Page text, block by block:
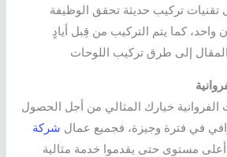
تركيب حديثة تحقق الوظيفة
واحد، كما يتم التركيب من قِبل أيادٍ
إلى طرق تركيب اللوحات
خيارك المثالي من أجل الحصول
في فترة وجيزة، فجميع عمال شركة
مستوى حتى يقدموا خدمة مثالية